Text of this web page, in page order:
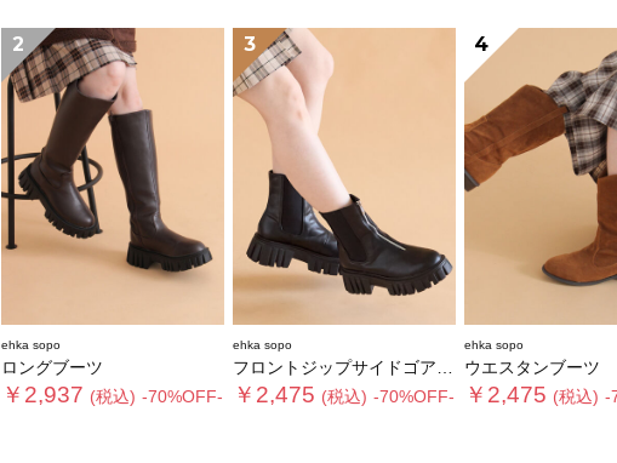
2
ehka sopo
ロングブーツ
￥2,937 (税込) -70%OFF-
3
ehka sopo
フロントジップサイドゴアブーツ
￥2,475 (税込) -70%OFF-
4
ehka sopo
ウエスタンブーツ
￥2,475 (税込) -